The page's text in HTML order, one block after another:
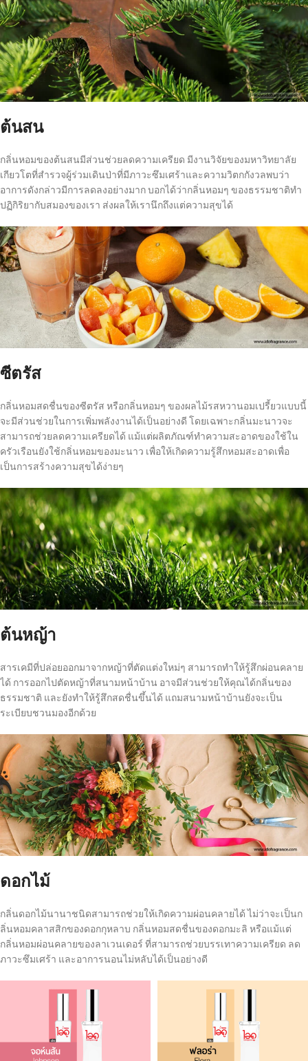
ต้นสน
กลิ่นหอมของต้นสนมีส่วนช่วยลดความเครียด มีงานวิจัยของมหาวิทยาลัย
เกียวโตที่สำรวจผู้ร่วมเดินป่าที่มีภาวะซึมเศร้าและความวิตกกังวลพบว่า
อาการดังกล่าวมีการลดลงอย่างมาก บอกได้ว่ากลิ่นหอมๆ ของธรรมชาติทำ
ปฏิกิริยากับสมองของเรา ส่งผลให้เรานึกถึงแต่ความสุขได้
ซีตรัส
กลิ่นหอมสดชื่นของซีตรัส หรือกลิ่นหอมๆ ของผลไม้รสหวานอมเปรี้ยวแบบนี้
จะมีส่วนช่วยในการเพิ่มพลังงานได้เป็นอย่างดี โดยเฉพาะกลิ่นมะนาวจะ
สามารถช่วยลดความเครียดได้ แม้แต่ผลิตภัณฑ์ทำความสะอาดของใช้ใน
ครัวเรือนยังใช้กลิ่นหอมของมะนาว เพื่อให้เกิดความรู้สึกหอมสะอาดเพื่อ
เป็นการสร้างความสุขได้ง่ายๆ
ต้นหญ้า
สารเคมีที่ปล่อยออกมาจากหญ้าที่ตัดแต่งใหม่ๆ สามารถทำให้รู้สึกผ่อนคลาย
ได้ การออกไปตัดหญ้าที่สนามหน้าบ้าน อาจมีส่วนช่วยให้คุณได้กลิ่นของ
ธรรมชาติ และยังทำให้รู้สึกสดชื่นขึ้นได้ แถมสนามหน้าบ้านยังจะเป็น
ระเบียบชวนมองอีกด้วย
ดอกไม้
กลิ่นดอกไม้นานาชนิดสามารถช่วยให้เกิดความผ่อนคลายได้ ไม่ว่าจะเป็นก
ลิ่นหอมคลาสสิกของดอกกุหลาบ กลิ่นหอมสดชื่นของดอกมะลิ หรือแม้แต่
กลิ่นหอมผ่อนคลายของลาเวนเดอร์ ที่สามารถช่วยบรรเทาความเครียด ลด
ภาวะซึมเศร้า และอาการนอนไม่หลับได้เป็นอย่างดี